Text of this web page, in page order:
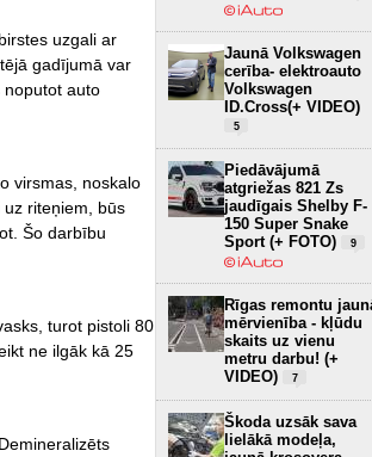
uzgali ar
gadījumā var
noputot auto
virsmas, noskalo
riteņiem, būs
Šo darbību
turot pistoli 80
ne ilgāk kā 25
Jaunā Volkswagen
cerība- elektroauto
Volkswagen
ID.Cross(+ VIDEO)
5
Piedāvājumā
atgriežas 821 Zs
jaudīgais Shelby F-
150 Super Snake
Sport (+ FOTO)
9
Rīgas remontu
mērvienība - kļūdu
skaits uz vienu
metru darbu! (+
VIDEO)
7
Škoda uzsāk sava
lielākā modeļa,